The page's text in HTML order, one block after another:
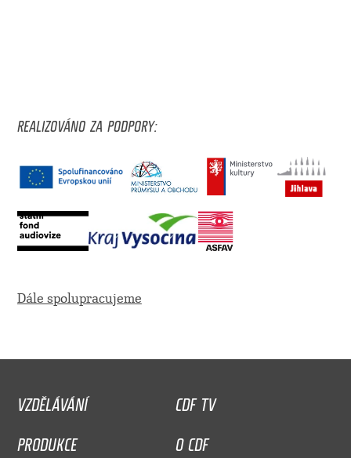
REALIZOVÁNO ZA PODPORY:
Dále spolupracujeme
VZDĚLÁVÁNÍ
CDF TV
PRODUKCE
O CDF